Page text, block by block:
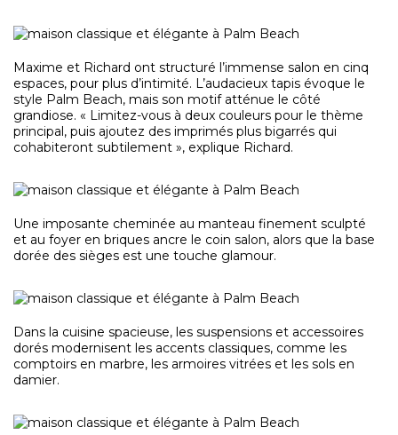
Maxime et Richard ont structuré l’immense salon en cinq
espaces, pour plus d’intimité. L’audacieux tapis évoque le
style Palm Beach, mais son motif atténue le côté
grandiose. « Limitez-vous à deux couleurs pour le thème
principal, puis ajoutez des imprimés plus bigarrés qui
cohabiteront subtilement », explique Richard.
Une imposante cheminée au manteau finement sculpté
et au foyer en briques ancre le coin salon, alors que la base
dorée des sièges est une touche glamour.
Dans la cuisine spacieuse, les suspensions et accessoires
dorés modernisent les accents classiques, comme les
comptoirs en marbre, les armoires vitrées et les sols en
damier.